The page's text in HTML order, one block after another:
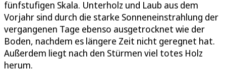
fünfstufigen Skala. Unterholz und Laub aus dem
Vorjahr sind durch die starke Sonneneinstrahlung der
vergangenen Tage ebenso ausgetrocknet wie der
Boden, nachdem es längere Zeit nicht geregnet hat.
Außerdem liegt nach den Stürmen viel totes Holz
herum.